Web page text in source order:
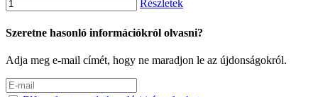
Részletek
Szeretne hasonló információkról olvasni?
Adja meg e-mail címét, hogy ne maradjon le az újdonságokról.